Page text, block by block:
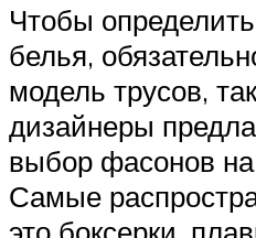
Чтобы
белья,
модель трусов,
дизайнеры
выбор фасонов
Самые